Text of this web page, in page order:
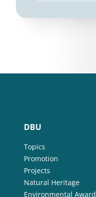
DBU
Topics
Promotion
Projects
Natural Heritage
Environmental Award